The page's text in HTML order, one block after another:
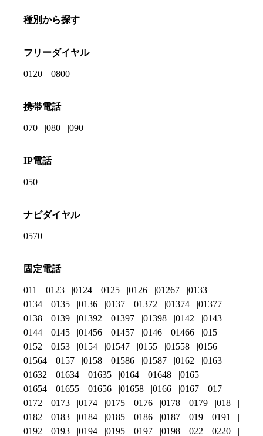
種別から探す
フリーダイヤル
0120 0800
携帯電話
070 080 090
IP電話
050
ナビダイヤル
0570
固定電話
011 0123 0124 0125 0126 01267
0133
0134
0135 0136 0137 01372 01374
01377
0138
0139 01392 01397 01398 0142
0143
0144
0145 01456 01457 0146 01466
015
0152
0153 0154 01547 0155 01558
0156
01564
0157 0158 01586 01587 0162
0163
01632
01634 01635 0164 01648
0165
01654
01655 01656 01658 0166 0167
017
0172
0173 0174 0175 0176 0178 0179
018
0182
0183 0184 0185 0186 0187 019
0191
0192
0193 0194 0195 0197 0198 022 0220